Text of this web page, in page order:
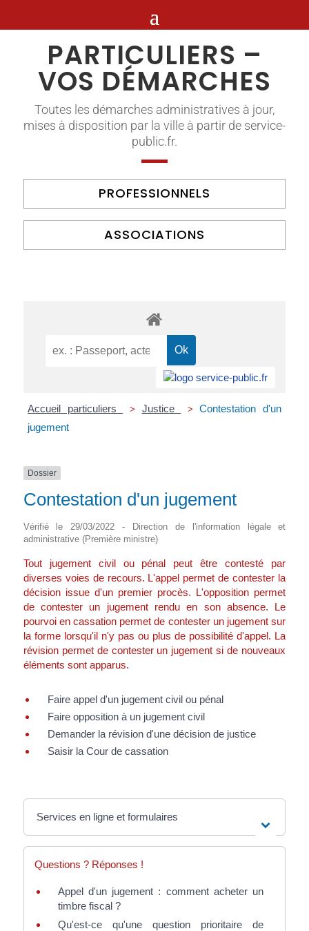
PARTICULIERS –
VOS DÉMARCHES
Toutes les démarches administratives à jour,
mises à disposition par la ville à partir de service-
public.fr.
PROFESSIONNELS
ASSOCIATIONS
Accueil particuliers > Justice >
Contestation d'un
jugement
Dossier
Contestation d'un jugement
Vérifié le 29/03/2022 - Direction de l'information légale et
administrative (Première ministre)
Tout jugement civil ou pénal peut être contesté par
diverses voies de recours. L'appel permet de contester la
décision issue d'un premier procès. L'opposition permet
de contester un jugement rendu en son absence. Le
pourvoi en cassation permet de contester un jugement sur
la forme lorsqu'il n'y pas ou plus de possibilité d'appel. La
révision permet de contester un jugement si de nouveaux
éléments sont apparus.
Faire appel d'un jugement civil ou pénal
Faire opposition à un jugement civil
Demander la révision d'une décision de justice
Saisir la Cour de cassation
Services en ligne et formulaires
Questions ? Réponses !
Appel d'un jugement : comment acheter un
timbre fiscal ?
Qu'est-ce qu'une question prioritaire de